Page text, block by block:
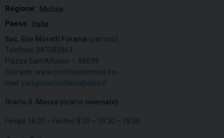
Regione: Molise
Paese: Italia
Sac. Elio Moretti Forania (parroco)
Telefono: 087582963
Piazza Sant’Alfonso – 86039
Sito web: www.crocifissotermoli.it e-
mail: parrgesucrocifisso@alice.it
Orario S. Messe (orario invernale)
Feriale 18:00 – Festivo 8:00 – 10:30 – 18:00